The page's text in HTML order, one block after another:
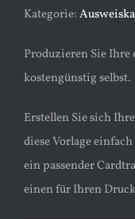
Kategorie:
Produzieren Sie Ihre
kostengünstig selbst.
Erstellen Sie sich
diese Vorlage
ein passender
einen für Ihren